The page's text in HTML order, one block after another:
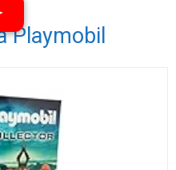
Playmobil